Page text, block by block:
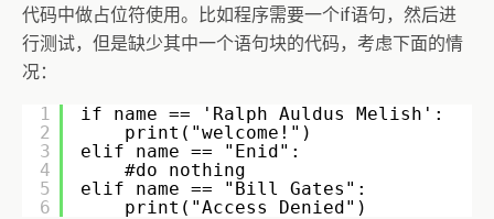
代码中做占位符使用。比如程序需要一个if语句，然后进
行测试，但是缺少其中一个语句块的代码，考虑下面的情
况：
1
2
3
4
5
6
if name == 'Ralph Auldus Melish':
print("welcome!")
elif name == "Enid":
#do nothing
elif name == "Bill Gates":
print("Access Denied")